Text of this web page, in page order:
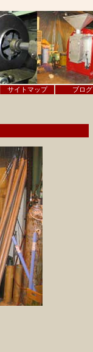
サイトマップ ブログ